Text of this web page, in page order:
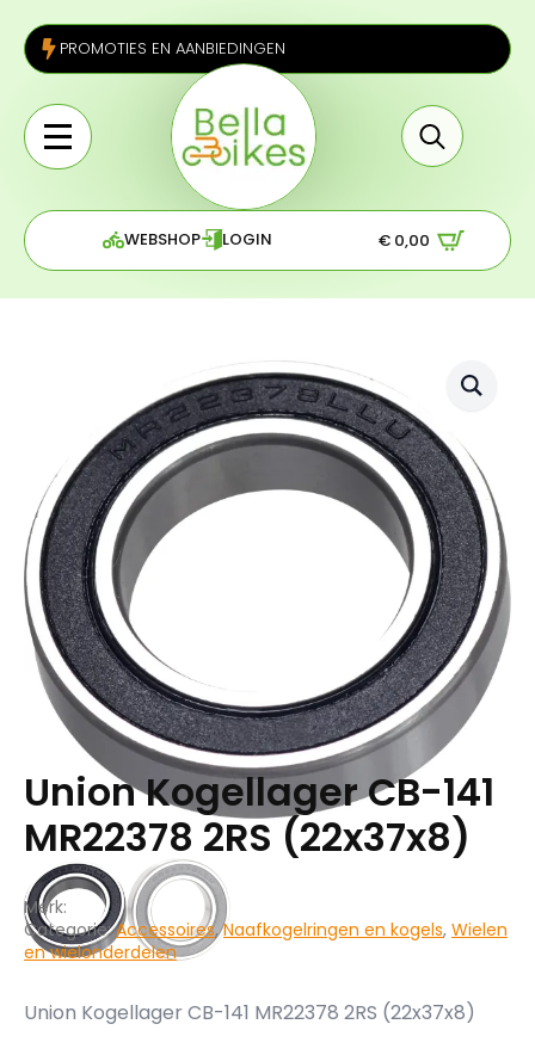
PROMOTIES EN AANBIEDINGEN
for:
WEBSHOP LOGIN € 0,00
Union Kogellager CB-141
MR22378 2RS (22x37x8)
Merk:
Categorie:Accessoires,Naafkogelringen en kogels, Wielen
en wielonderdelen
Union Kogellager CB-141 MR22378 2RS (22x37x8)